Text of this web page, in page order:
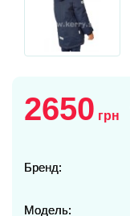
2650 грн
Бренд:
Модель: